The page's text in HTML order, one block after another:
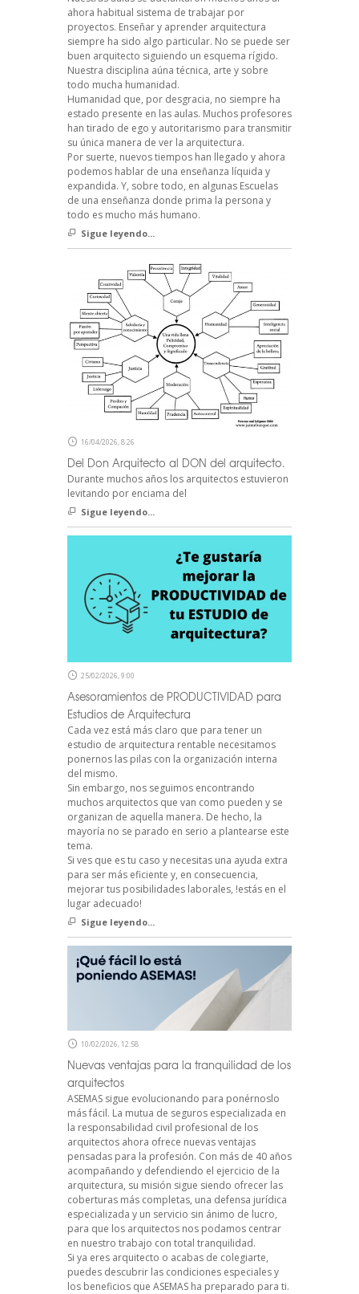
ahora habitual sistema de trabajar por
proyectos. Enseñar y aprender arquitectura
siempre ha sido algo particular. No se puede ser
buen arquitecto siguiendo un esquema rígido.
Nuestra disciplina aúna técnica, arte y sobre
todo mucha humanidad.
Humanidad que, por desgracia, no siempre ha
estado presente en las aulas. Muchos profesores
han tirado de ego y autoritarismo para transmitir
su única manera de ver la arquitectura.
Por suerte, nuevos tiempos han llegado y ahora
podemos hablar de una enseñanza líquida y
expandida. Y, sobre todo, en algunas Escuelas
de una enseñanza donde prima la persona y
todo es mucho más humano.
Sigue leyendo...
16/04/2026, 8:26
Del Don Arquitecto al DON del arquitecto.
Durante muchos años los arquitectos estuvieron
levitando por enciama del
Sigue leyendo...
25/02/2026, 9:00
Asesoramientos de PRODUCTIVIDAD para
Estudios de Arquitectura
Cada vez está más claro que para tener un
estudio de arquitectura rentable necesitamos
ponernos las pilas con la organización interna
del mismo.
Sin embargo, nos seguimos encontrando
muchos arquitectos que van como pueden y se
organizan de aquella manera. De hecho, la
mayoría no se parado en serio a plantearse este
tema.
Si ves que es tu caso y necesitas una ayuda extra
para ser más eficiente y, en consecuencia,
mejorar tus posibilidades laborales, !estás en el
lugar adecuado!
Sigue leyendo...
10/02/2026, 12:58
Nuevas ventajas para la tranquilidad de los
arquitectos
ASEMAS sigue evolucionando para ponérnoslo
más fácil. La mutua de seguros especializada en
la responsabilidad civil profesional de los
arquitectos ahora ofrece nuevas ventajas
pensadas para la profesión. Con más de 40 años
acompañando y defendiendo el ejercicio de la
arquitectura, su misión sigue siendo ofrecer las
coberturas más completas, una defensa jurídica
especializada y un servicio sin ánimo de lucro,
para que los arquitectos nos podamos centrar
en nuestro trabajo con total tranquilidad.
Si ya eres arquitecto o acabas de colegiarte,
puedes descubrir las condiciones especiales y
los beneficios que ASEMAS ha preparado para ti.